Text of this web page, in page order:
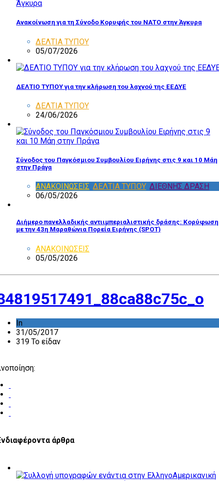
Ανακοίνωση για τη Σύνοδο Κορυφής του ΝΑΤΟ στην Άγκυρα
ΔΕΛΤΙΑ ΤΥΠΟΥ
05/07/2026
ΔΕΛΤΙΟ ΤΥΠΟΥ για την κλήρωση του λαχνού της ΕΕΔΥΕ
ΔΕΛΤΙΑ ΤΥΠΟΥ
24/06/2026
Σύνοδος του Παγκόσμιου Συμβουλίου Ειρήνης στις 9 και 10 Μάη
στην Πράγα
ΑΝΑΚΟΙΝΩΣΕΙΣ ΔΕΛΤΙΑ ΤΥΠΟΥ ΔΙΕΘΝΗΣ ΔΡΑΣΗ
06/05/2026
Διήμερο πανελλαδικής αντιιμπεριαλιστικής δράσης: Κορύφωση
με την 43η Μαραθώνια Πορεία Ειρήνης (SPOT)
ΑΝΑΚΟΙΝΩΣΕΙΣ
05/05/2026
In
31/05/2017
319 Το είδαν
άρθρα